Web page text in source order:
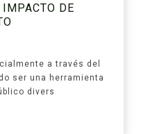
DE
a través del
ser una herramienta
divers